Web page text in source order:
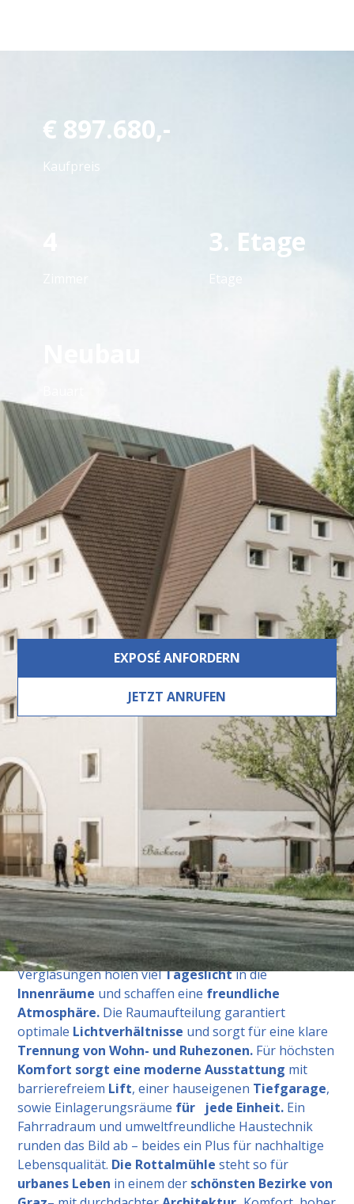
€ 897.680,-
Kaufpreis
3. Etage
Etage
Beschreibung
Zeitlose Ästhetik trifft auf
höchste Wohnqualität!
Das besondere
Augenmerkder Planung liegt auf
cleveren undfunktionalen Grundrissen: Jede
Wohnung punktet mit offenen, hellen Wohn-Ess-
Bereichen, ruhigenSchlafzimmern, praktischen
Abstellräumenund privatenFreiflächen wie
Balkon, Loggia oder Terrasse.Großzügige
Verglasungen holen vielTageslichtin die
Innenräume und schaffen eine freundliche
Atmosphäre. Die Raumaufteilung garantiert
optimale Lichtverhältnisse und sorgt für eine klare
Trennung von Wohn- und Ruhezonen. Für höchsten
Komfort sorgt eine moderne Ausstattung mit
barrierefreiem Lift, einer hauseigenen Tiefgarage,
sowie Einlagerungsräume für jede Einheit. Ein
Fahrradraum und umweltfreundliche Haustechnik
runden das Bild ab – beides ein Plus für nachhaltige
Lebensqualität. Die Rottalmühlesteht so für
urbanes Leben in einem der schönsten Bezirke von
Ausstattung
Fliesen, Parkett, Fußbodenheizung, Personenaufzug,
Dusche, Tiefgarage, Rampe, WG geeignet,
Fahrradraum, Abstellraum, Räume veränderbar,
Außenliegender Sonnenschutz, Getrennte Toiletten,
Massiv, Bad mit WC, Grünblick
EXPOSÉ ANFORDERN
JETZT ANRUFEN